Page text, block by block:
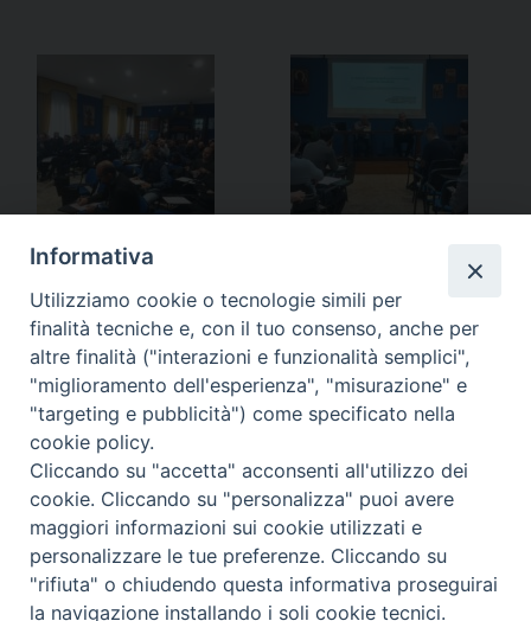
La Lettera pastorale nel
ricordo di Giovanni XXIII
Si celebra il 25° di fondazione
del nostro Seminario
Ordinariato Militare per l'Italia
Salita del Grillo, 37 - 00184 Roma
Informativa
Utilizziamo cookie o tecnologie simili per
finalità tecniche e, con il tuo consenso, anche per
altre finalità ("interazioni e funzionalità semplici",
"miglioramento dell'esperienza", "misurazione" e
"targeting e pubblicità") come specificato nella
cookie policy.
Cliccando su "accetta" acconsenti all'utilizzo dei
cookie. Cliccando su "personalizza" puoi avere
maggiori informazioni sui cookie utilizzati e
personalizzare le tue preferenze. Cliccando su
"rifiuta" o chiudendo questa informativa proseguirai
la navigazione installando i soli cookie tecnici.